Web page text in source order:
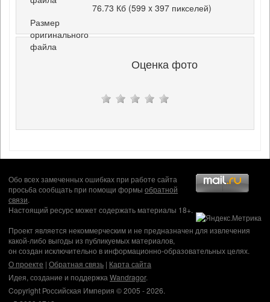
Размер
оригинального
файла
76.73 Кб (599 x 397 пикселей)
Оценка фото
Обо всех замеченных ошибках при работе сайта
просьба сообщать при помощи формы обратной
связи.
Настоящий ресурс может содержать материалы 18+.
Проект является некоммерческим и не предназначен для извлечения
какой-либо выгоды из публикуемых материалов,
он создан исключительно в информационно-образовательных целях.
О проекте | Обратная связь | Карта сайта
Идея, создание и поддержка Wandragor.
Copyright Российская Империя © 2005 - 2026.